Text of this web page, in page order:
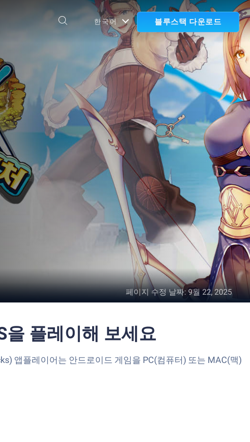
한국어 블루스택 다운로드
페이지 수정 날짜: 9월 22, 2025
을 플레이해 보세요
앱플레이어는 안드로이드 게임을 PC(컴퓨터) 또는 MAC(맥)